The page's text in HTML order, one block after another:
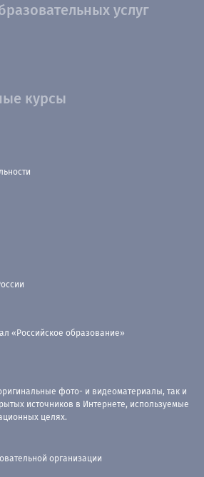
услуг
курсы
«Российское образование»
фото- и видеоматериалы, так и
источников в Интернете, используемые
целях.
организации